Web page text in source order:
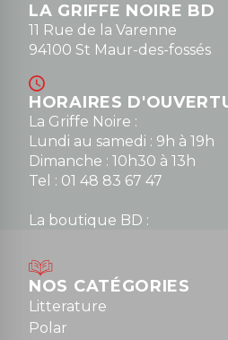
LA GRIFFE NOIRE BD
11 Rue de la Varenne
94100 St Maur-des-fossés
HORAIRES
La Griffe Noire :
Lundi au samedi : 9h à 19h
Dimanche : 10h30 à 13h
Tel : 01 48 83 67 47
La boutique BD :
Mardi au samedi : 10h à 13h /
Dimanche : 10h30 à 12h30
Tel : 01 48 89 13 88
NOS CATÉGORIES
Litterature
Polar